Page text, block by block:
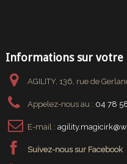
Informations sur votre
AGILITY, 136, rue de
Appelez-nous au : 04 78
E-mail :
Suivez-nous sur Facebook